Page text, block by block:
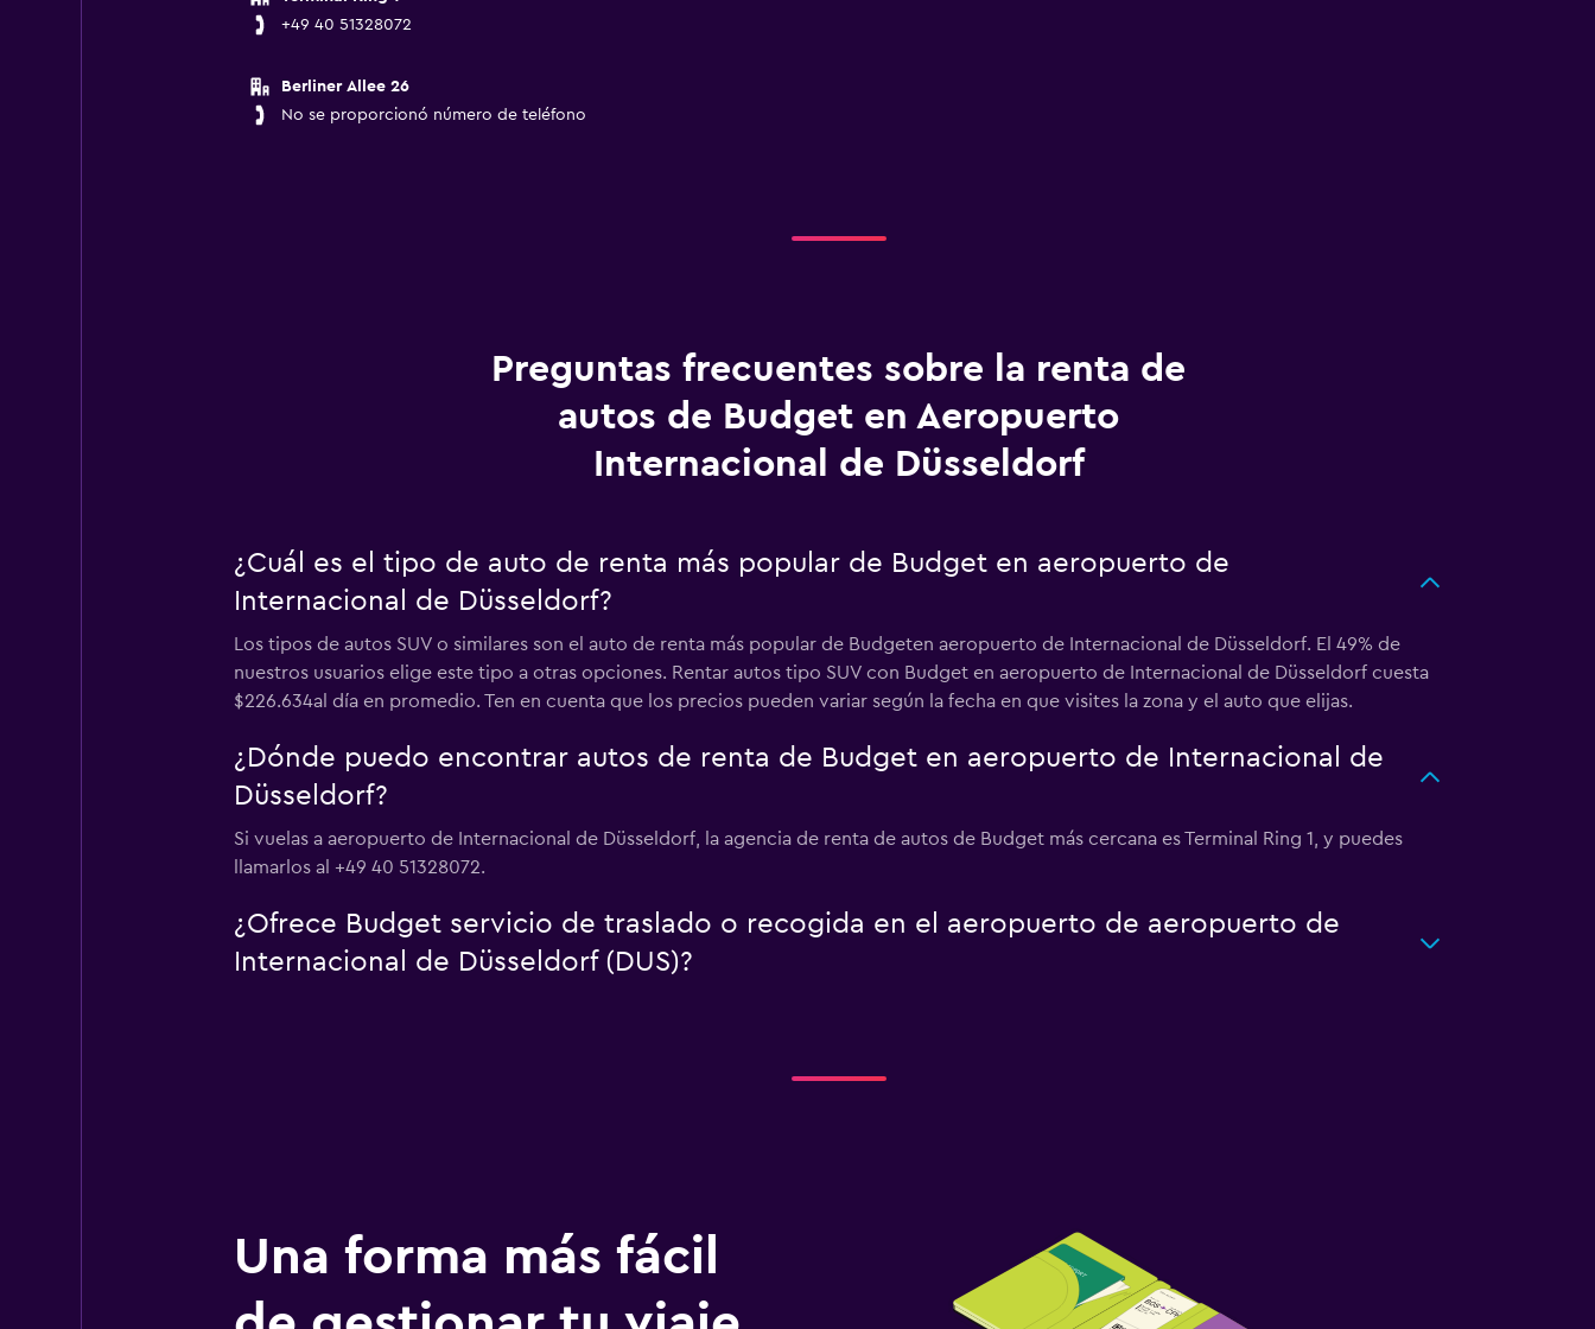
+49 40 51328072
Berliner Allee 26
No se proporcionó número de teléfono
Preguntas frecuentes sobre la renta de
autos de Budget en Aeropuerto
Internacional de Düsseldorf
¿Cuál es el tipo de auto de renta más popular de Budget en aeropuerto de
Internacional de Düsseldorf?
Los tipos de autos SUV o similares son el auto de renta más popular de Budgeten aeropuerto de Internacional de Düsseldorf. El 49% de
nuestros usuarios elige este tipo a otras opciones. Rentar autos tipo SUV con Budget en aeropuerto de Internacional de Düsseldorf cuesta
$226.634al día en promedio. Ten en cuenta que los precios pueden variar según la fecha en que visites la zona y el auto que elijas.
¿Dónde puedo encontrar autos de renta de Budget en aeropuerto de Internacional de
Düsseldorf?
Si vuelas a aeropuerto de Internacional de Düsseldorf, la agencia de renta de autos de Budget más cercana es Terminal Ring 1, y puedes
llamarlos al +49 40 51328072.
¿Ofrece Budget servicio de traslado o recogida en el aeropuerto de aeropuerto de
Internacional de Düsseldorf (DUS)?
Una forma más fácil